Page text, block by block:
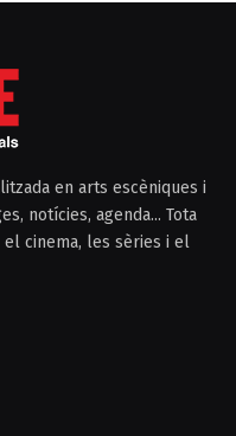
en arts escèniques i
notícies, agenda... Tota
cinema, les sèries i el